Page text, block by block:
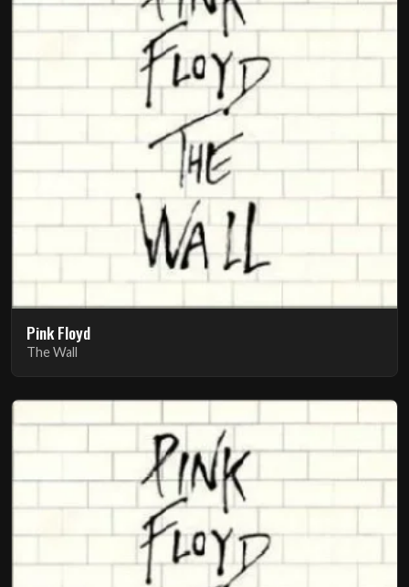
Pink Floyd
The Wall